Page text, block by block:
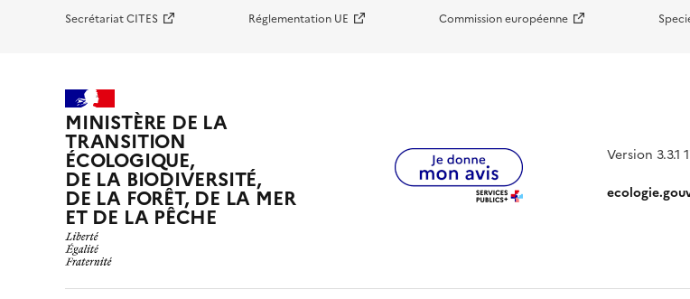
Secrétariat CITES Réglementation UE Commission européenne
MINISTÈRE DE LA
TRANSITION
ÉCOLOGIQUE,
DE LA BIODIVERSITÉ,
DE LA FORÊT, DE LA MER
ET DE LA PÊCHE
Version 3.3.1